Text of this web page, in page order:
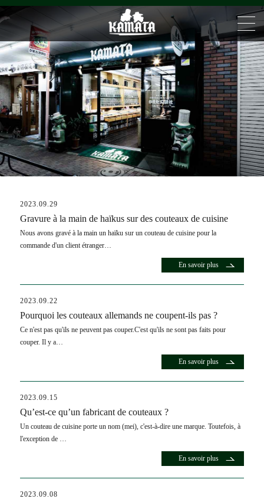
Blog
2023.09.29
Gravure à la main de haïkus sur des couteaux de cuisine
Nous avons gravé à la main un haïku sur un couteau de cuisine pour la
commande d'un client étranger…
En savoir plus
2023.09.22
Pourquoi les couteaux allemands ne coupent-ils pas ?
Ce n'est pas qu'ils ne peuvent pas couper.C'est qu'ils ne sont pas faits pour
couper. Il y a…
En savoir plus
2023.09.15
Qu’est-ce qu’un fabricant de couteaux ?
Un couteau de cuisine porte un nom (mei), c'est-à-dire une marque. Toutefois, à
l'exception de …
En savoir plus
2023.09.08